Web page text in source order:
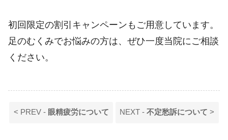
初回限定の割引キャンペーンもご用意しています。
足のむくみでお悩みの方は、ぜひ一度当院にご相談
ください。
< PREV - 眼精疲労について NEXT -不定愁訴について >